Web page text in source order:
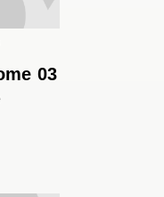
03